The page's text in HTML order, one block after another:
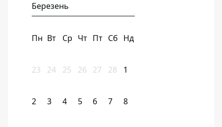
Березень
Пн Вт Ср Чт Пт Сб Нд
23 24 25 26 27 28 1
2 3 4 5 6 7 8